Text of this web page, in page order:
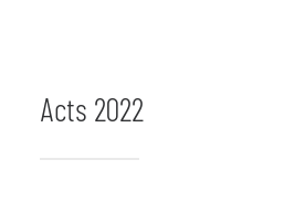
Acts 2022